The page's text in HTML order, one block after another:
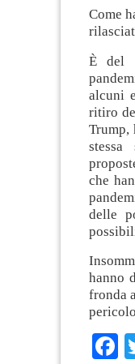
Come
È del
alcuni
ritiro
Trump,
stessa
che
delle
hanno
fronda